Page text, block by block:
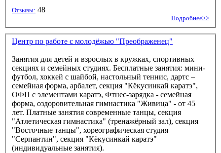
Отзывы: 48
Подробнее>>
Центр по работе с молодёжью "Преображенец"
Занятия для детей и взрослых в кружках, спортивных
секциях и семейных студиях. Бесплатные занятия: мини-
футбол, хоккей с шайбой, настольный теннис, дартс –
семейная форма, арбалет, секция "Кёкусинкай каратэ",
ОФП с элементами каратэ, Фтнес-зарядка - семейная
форма, оздоровительная гимнастика "Живица" - от 45
лет. Платные занятия современные танцы, секция
"Атлетическая гимнастика" (тренажёрный зал), секция
"Восточные танцы", хореографическая студия
"Серпантин", секция "Кёкусинкай каратэ"
(индивидуальные занятия).